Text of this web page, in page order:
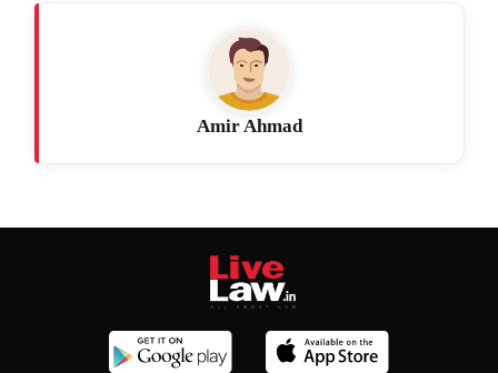
Amir Ahmad